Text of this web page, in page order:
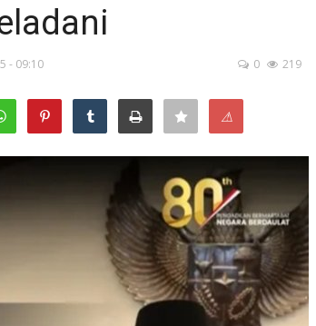
- 09:10 0 219
⚠